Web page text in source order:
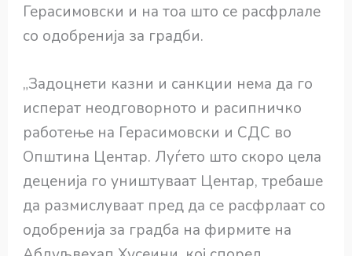
Герасимовски и на тоа што се расфрлале
со одобренија за градби.
„Задоцнети казни и санкции нема да го
исперат неодговорното и расипничко
работење на Герасимовски и СДС во
Општина Центар. Луѓето што скоро цела
деценија го уништуваат Центар, требаше
да размислуваат пред да се расфрлаат со
одобренија за градба на фирмите на